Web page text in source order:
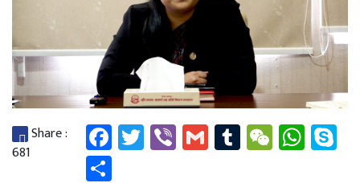
Share :
681
Facebook
Twitter
ViberGmailTumblr
WeChat